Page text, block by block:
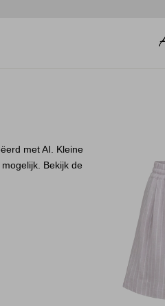
met AI. Kleine
Bekijk de